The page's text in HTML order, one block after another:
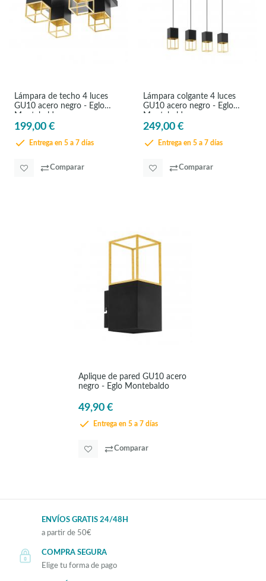
Lámpara de techo 4 luces
GU10 acero negro - Eglo
Montebaldo
199,00 €
Entrega en 5 a 7 días
Comparar
Lámpara colgante 4 luces
GU10 acero negro - Eglo
Montebaldo
249,00 €
Entrega en 5 a 7 días
Comparar
Aplique de pared GU10 acero
negro - Eglo Montebaldo
49,90 €
Entrega en 5 a 7 días
Comparar
ENVÍOS GRATIS 24/48H
a partir de 50€
COMPRA SEGURA
Elige tu forma de pago